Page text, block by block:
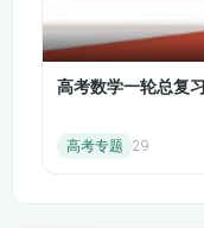
包括反射弧的组
盐平衡调节、体
的作用等。
植物的激素调节：
高考数学一轮总复
高考专题 29